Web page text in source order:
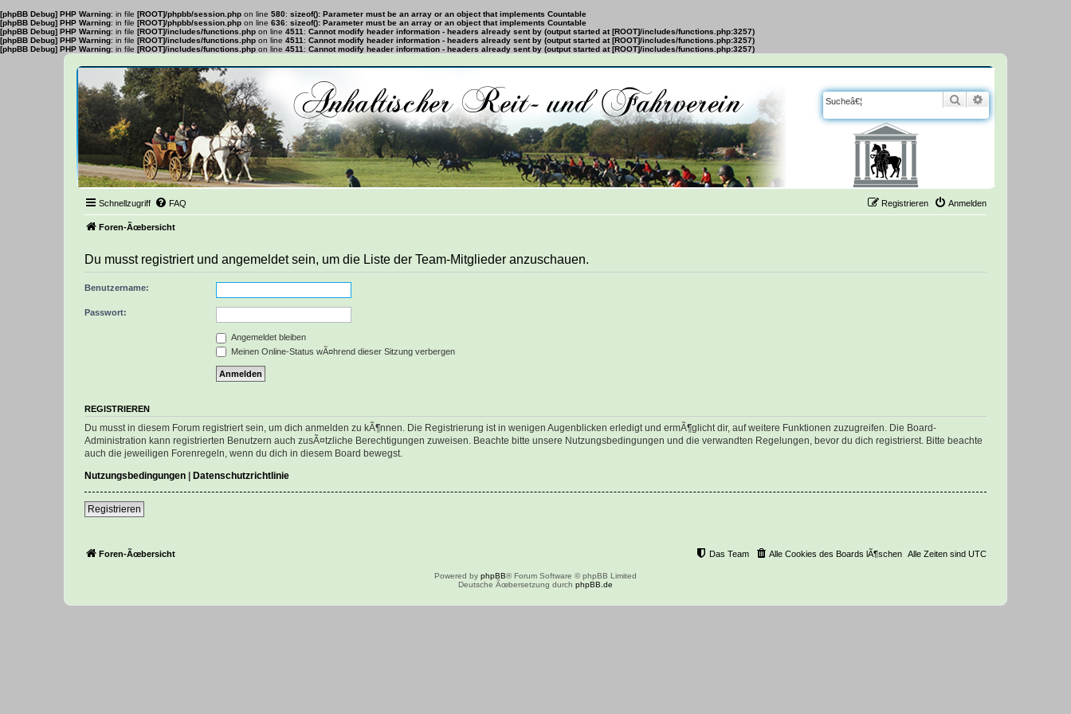
[phpBB Debug] PHP Warning: in file [ROOT]/phpbb/session.php on line 580: sizeof(): Parameter must be an array or an object that implements Countable
[phpBB Debug] PHP Warning: in file [ROOT]/phpbb/session.php on line 636: sizeof(): Parameter must be an array or an object that implements Countable
[phpBB Debug] PHP Warning: in file [ROOT]/includes/functions.php on line 4511 : Cannot modify header information - headers already sent by (output started at [ROOT]/includes/functions.php:3257)
[phpBB Debug] PHP Warning: in file [ROOT]/includes/functions.php on line 4511 : Cannot modify header information - headers already sent by (output started at [ROOT]/includes/functions.php:3257)
[phpBB Debug] PHP Warning: in file [ROOT]/includes/functions.php on line 4511 : Cannot modify header information - headers already sent by (output started at [ROOT]/includes/functions.php:3257)
Suche
Schnellzugriff FAQ Anmelden
Registrieren
Foren-Ãœbersicht
Du musst registriert und angemeldet sein, um die Liste der Team-Mitglieder anzuschauen.
Benutzername:
Passwort:
Angemeldet bleiben
Meinen Online-Status wÃ¤hrend dieser Sitzung verbergen
REGISTRIEREN
Du musst in diesem Forum registriert sein, um dich anmelden zu kÃ¶nnen. Die Registrierung ist in wenigen Augenblicken erledigt und ermÃ¶glicht dir, auf weitere Funktionen zuzugreifen. Die Board-
Administration kann registrierten Benutzern auch zusÃ¤tzliche Berechtigungen zuweisen. Beachte bitte unsere Nutzungsbedingungen und die verwandten Regelungen, bevor du dich registrierst. Bitte beachte
auch die jeweiligen Forenregeln, wenn du dich in diesem Board bewegst.
Nutzungsbedingungen | Datenschutzrichtlinie
Registrieren
Foren-Ãœbersicht Alle Zeiten sind UTC
Alle Cookies des Boards lÃ¶schen
Das Team
Powered by phpBB® Forum Software © phpBB Limited
Deutsche Ãœbersetzung durch phpBB.de